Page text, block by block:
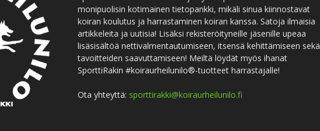
monipuolisin kotimainen tietopankki, mikäli sinua kiinnostavat
koiran koulutus ja harrastaminen koiran kanssa. Satoja ilmaisia
artikkeleita ja uutisia! Lisäksi rekisteröityneille jäsenille upeaa
lisäsisältöä nettivalmentautumiseen, itsensä kehittämiseen sekä
tavoitteiden saavuttamiseen! Meiltä löydät myös ihanat
SporttiRakin #koiraurheilunilo®-tuotteet harrastajalle!
Ota yhteyttä: sporttirakki@koiraurheilunilo.fi